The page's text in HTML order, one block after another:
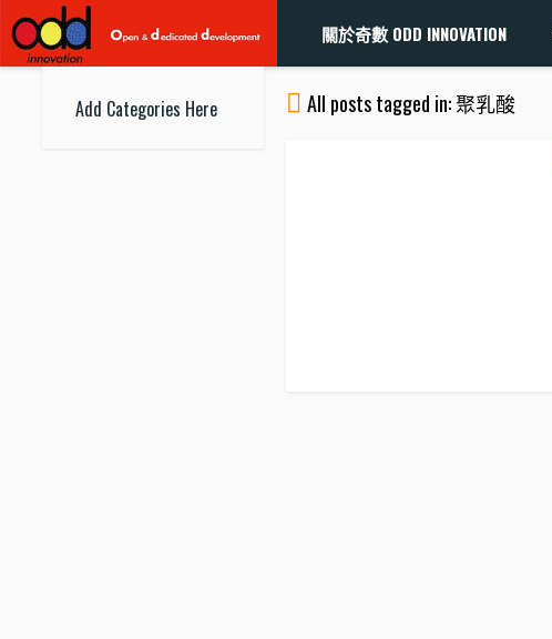
關於奇數 ODD INNOVATION
Add Categories Here All posts tagged in: 聚乳酸